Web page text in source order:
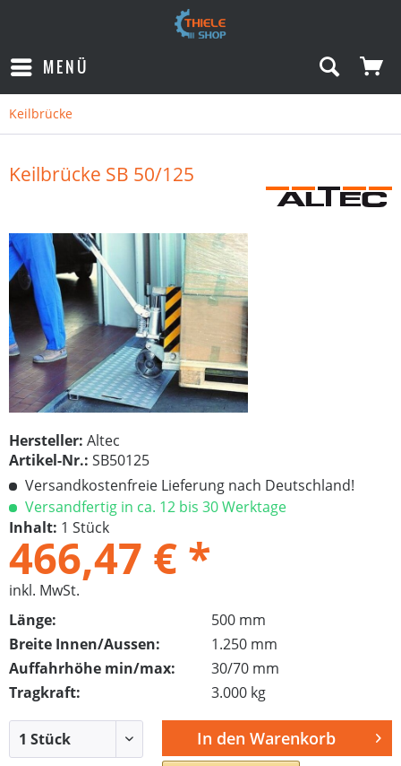
MENÜ
Keilbrücke
Keilbrücke SB 50/125
Hersteller: Altec
Artikel-Nr.: SB50125
Versandkostenfreie Lieferung nach Deutschland!
Versandfertig in ca. 12 bis 30 Werktage
Inhalt: 1 Stück
466,47 € *
inkl. MwSt.
Länge:
500 mm
Breite Innen/Aussen:
1.250 mm
Auffahrhöhe min/max:
30/70 mm
Tragkraft:
3.000 kg
In den Warenkorb